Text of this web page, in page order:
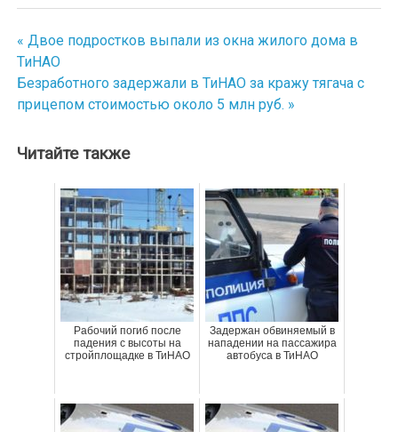
Навигация
по
записям
« Двое подростков выпали из окна жилого дома в
ТиНАО
Безработного задержали в ТиНАО за кражу тягача с
прицепом стоимостью около 5 млн руб. »
Читайте также
Рабочий погиб после
падения с высоты на
стройплощадке в ТиНАО
Задержан обвиняемый в
нападении на пассажира
автобуса в ТиНАО